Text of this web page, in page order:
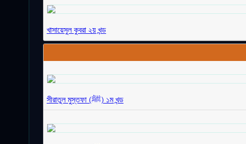
খাসায়েসুল কুবরা ২য় খন্ড
সীরাতুল মুস্তফা (ﷺ) ১ম খন্ড